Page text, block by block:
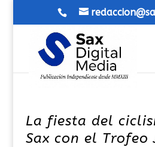
La fiesta del
Sax con el Trofeo